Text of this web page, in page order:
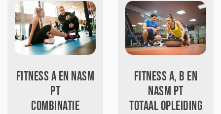
Fitness A en NASM
PT
Combinatie
Fitness A, B en
NASM PT
Totaal opleiding